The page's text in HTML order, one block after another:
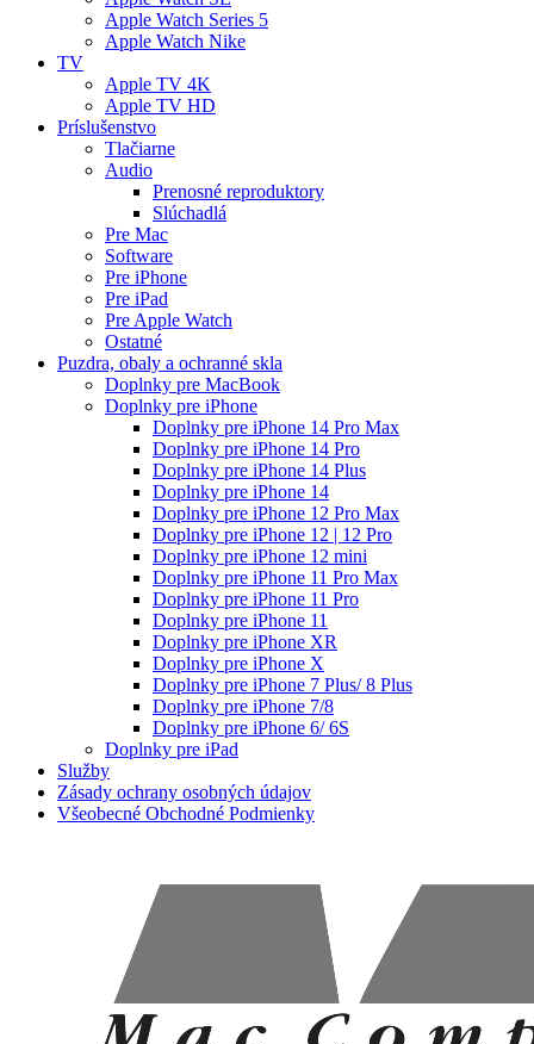
Apple Watch Series 5
Apple Watch Nike
TV
Apple TV 4K
Apple TV HD
Príslušenstvo
Tlačiarne
Audio
Prenosné reproduktory
Slúchadlá
Pre Mac
Software
Pre iPhone
Pre iPad
Pre Apple Watch
Ostatné
Puzdra, obaly a ochranné skla
Doplnky pre MacBook
Doplnky pre iPhone
Doplnky pre iPhone 14 Pro Max
Doplnky pre iPhone 14 Pro
Doplnky pre iPhone 14 Plus
Doplnky pre iPhone 14
Doplnky pre iPhone 12 Pro Max
Doplnky pre iPhone 12 | 12 Pro
Doplnky pre iPhone 12 mini
Doplnky pre iPhone 11 Pro Max
Doplnky pre iPhone 11 Pro
Doplnky pre iPhone 11
Doplnky pre iPhone XR
Doplnky pre iPhone X
Doplnky pre iPhone 7 Plus/ 8 Plus
Doplnky pre iPhone 7/8
Doplnky pre iPhone 6/ 6S
Doplnky pre iPad
Služby
Zásady ochrany osobných údajov
Všeobecné Obchodné Podmienky